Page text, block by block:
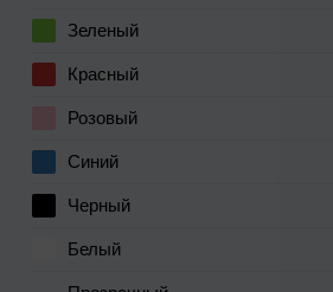
Зеленый
Красный
Розовый
Синий
Черный
Белый